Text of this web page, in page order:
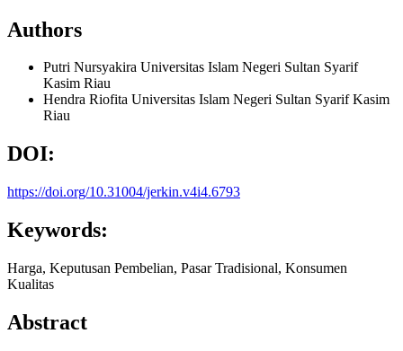
Authors
Putri Nursyakira Universitas Islam Negeri Sultan Syarif
Kasim Riau
Hendra Riofita Universitas Islam Negeri Sultan Syarif Kasim
Riau
DOI:
https://doi.org/10.31004/jerkin.v4i4.6793
Keywords:
Harga, Keputusan Pembelian, Pasar Tradisional, Konsumen
Kualitas
Abstract